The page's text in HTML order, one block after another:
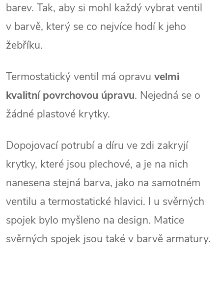
barev. Tak, aby si mohl každý vybrat ventil
v barvě, který se co nejvíce hodí k jeho
žebříku.
Termostatický ventil má opravu velmi
kvalitní povrchovou úpravu. Nejedná se o
žádné plastové krytky.
Dopojovací potrubí a díru ve zdi zakryjí
krytky, které jsou plechové, a je na nich
nanesena stejná barva, jako na samotném
ventilu a termostatické hlavici. I u svěrných
spojek bylo myšleno na design. Matice
svěrných spojek jsou také v barvě armatury.